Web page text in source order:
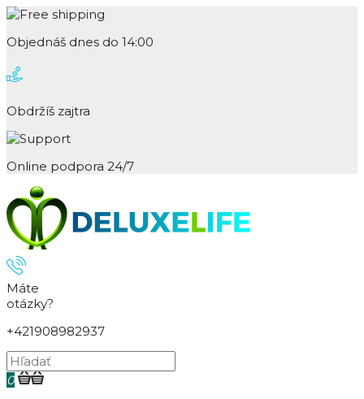
Objednáš dnes do 14:00
Obdržíš zajtra
Online podpora 24/7
Máte
otázky?
+421908982937
0